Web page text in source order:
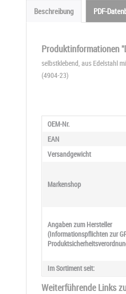
Beschreibung PDF-
Produktinformationen
selbstklebend, aus Edelstahl
(4904-23)
OEM-Nr.
EAN
Versandgewicht
Markenshop
Angaben zum Hersteller
(Informationspflichten zur
Im Sortiment seit:
Weiterführende Links